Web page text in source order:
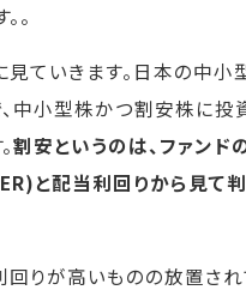
。
見ていきます。日本の中小
、中小型株かつ割安株に投
割安というのは、ファンド
と配当利回りから見て
回りが高いものの放置され